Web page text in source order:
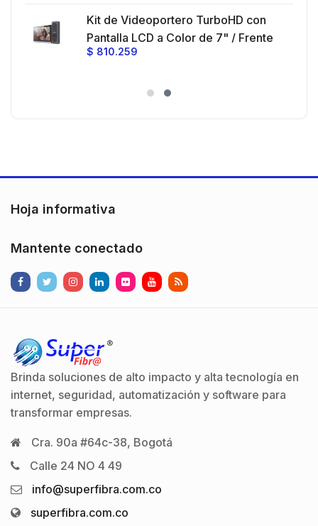
Kit de Videoportero TurboHD con
Pantalla LCD a Color de 7" / Frente
de Calle para Exterior de
)130° de Visión (Gran Angular)
$ 810.259
Hoja informativa
Mantente conectado
Brinda soluciones de alto impacto y alta tecnología en
internet, seguridad, automatización y software para
transformar empresas.
Cra. 90a #64c-38, Bogotá
Calle 24 NO 4 49
info@superfibra.com.co
superfibra.com.co